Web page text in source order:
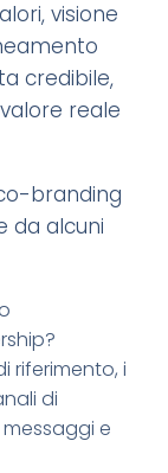
visione
credibile,
reale
branding
da alcuni
riferimento, i
di
e